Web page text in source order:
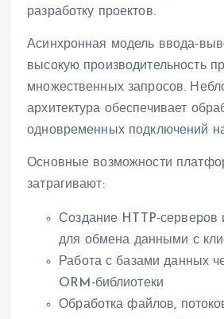
разработку проектов.
Асинхронная модель
высокую производительность
множественных запросов.
архитектура обеспечивает
одновременных подключений
Основные возможности
затрагивают:
Создание HTTP‑серверов
для обмена данными с
Работа с базами данных
ORM‑библиотеки
Обработка файлов,